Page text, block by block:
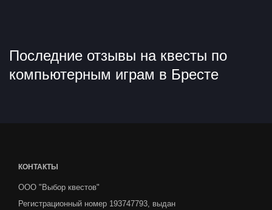
Последние отзывы на квесты по
компьютерным играм в Бресте
КОНТАКТЫ
ООО "Выбор квестов"
Регистрационный номер 193747793, выдан